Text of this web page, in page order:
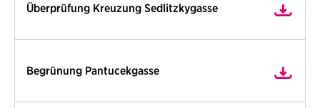
Überprüfung Kreuzung Sedlitzkygasse
Begrünung Pantucekgasse